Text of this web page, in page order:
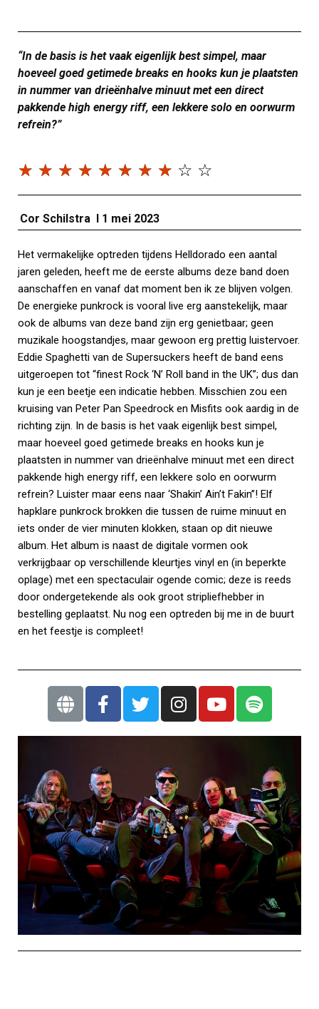
“In de basis is het vaak eigenlijk best simpel, maar
hoeveel goed getimede breaks en hooks kun je plaatsten
in nummer van drieënhalve minuut met een direct
pakkende high energy riff, een lekkere solo en oorwurm
refrein?”
☆ ☆ ☆ ☆ ☆ ☆ ☆ ☆ ☆ ☆
Cor Schilstra I 1 mei 2023
Het vermakelijke optreden tijdens Helldorado een aantal
jaren geleden, heeft me de eerste albums deze band doen
aanschaffen en vanaf dat moment ben ik ze blijven volgen.
De energieke punkrock is vooral live erg aanstekelijk, maar
ook de albums van deze band zijn erg genietbaar; geen
muzikale hoogstandjes, maar gewoon erg prettig luistervoer.
Eddie Spaghetti van de Supersuckers heeft de band eens
uitgeroepen tot “finest Rock ‘N’ Roll band in the UK”; dus dan
kun je een beetje een indicatie hebben. Misschien zou een
kruising van Peter Pan Speedrock en Misfits ook aardig in de
richting zijn. In de basis is het vaak eigenlijk best simpel,
maar hoeveel goed getimede breaks en hooks kun je
plaatsten in nummer van drieënhalve minuut met een direct
pakkende high energy riff, een lekkere solo en oorwurm
refrein? Luister maar eens naar ‘Shakin’ Ain’t Fakin’’! Elf
hapklare punkrock brokken die tussen de ruime minuut en
iets onder de vier minuten klokken, staan op dit nieuwe
album. Het album is naast de digitale vormen ook
verkrijgbaar op verschillende kleurtjes vinyl en (in beperkte
oplage) met een spectaculair ogende comic; deze is reeds
door ondergetekende als ook groot stripliefhebber in
bestelling geplaatst. Nu nog een optreden bij me in de buurt
en het feestje is compleet!